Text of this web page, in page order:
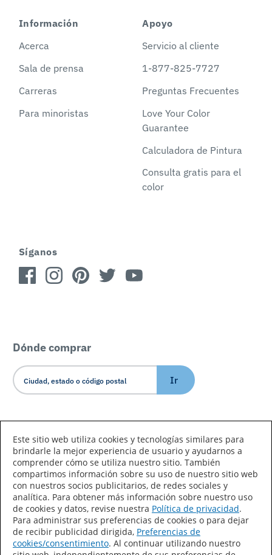
Información
Acerca
Sala de prensa
Carreras
Para minoristas
Apoyo
Servicio al cliente
1-877-825-7727
Preguntas Frecuentes
Love Your Color
Guarantee
Calculadora de Pintura
Consulta gratis para el
color
Síganos
Dónde comprar
Ir
Declaración de accesibilidad
Mapa del sitio
Términos de uso
Privacidad
Este sitio web utiliza cookies y tecnologías similares para
brindarle la mejor experiencia de usuario y ayudarnos a
comprender cómo se utiliza nuestro sitio. También
compartimos información sobre su uso de nuestro sitio web
con nuestros socios publicitarios, de redes sociales y
analítica. Para obtener más información sobre nuestro uso
de cookies y datos, revise nuestra Política de privacidad.
Para administrar sus preferencias de cookies o para dejar
de recibir publicidad dirigida, Preferencias de
cookies/consentimiento. Al continuar utilizando nuestro